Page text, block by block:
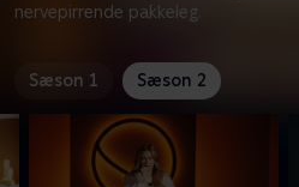
nervepirrende pakkeleg.
Sæson 1 Sæson 2